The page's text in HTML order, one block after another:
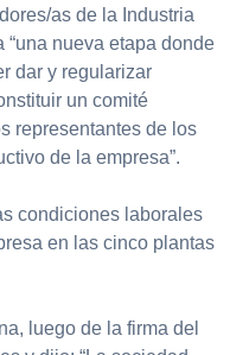
as de la Industria
nueva etapa donde
dar y regularizar
un comité
representantes de los
de la empresa”.
condiciones laborales
en las cinco plantas
luego de la firma del